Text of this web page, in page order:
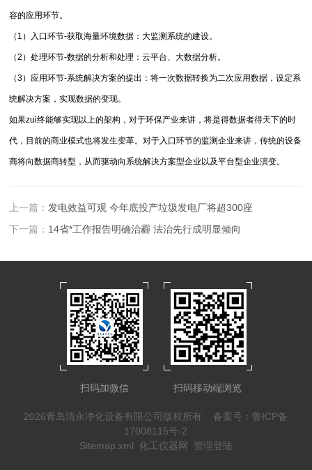
容的应用环节。
（1）入口环节-获取海量环境数据：大监测系统的建设。
（2）处理环节-数据的分析和处理：云平台、大数据分析。
（3）应用环节-系统解决方案的提出：将一次数据转换为二次应用数据，设定系
统解决方案，实现数据的变现。
如果zui终能够实现以上的架构，对于环保产业来讲，将是得数据者得天下的时
代，目前的商业模式也将发生变革。对于入口环节的监测企业来讲，传统的设备
商将向数据商转型，从而驱动向系统解决方案型企业以及平台型企业演变。
上一篇： 发电效益可观 今年底投产垃圾发电厂将超300座
下一篇： 14省*工作报告明确治霾 法治先行成明显倾向
扫码加微信 扫码移动端浏览
2026青岛清永净化设备有限公司版权所有 备案号：鲁ICP备
17008115号-2
Sitemap.xml 化工仪器网 管理登陆